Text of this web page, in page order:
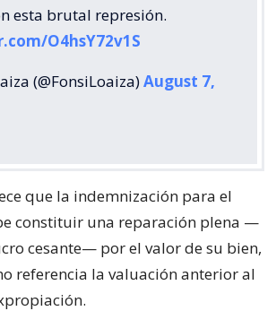
esta brutal represión.
O4hsY72v1S
(@FonsiLoaiza)August 7,
que la indemnización para el
constituir una reparación plena —
cesante— por el valor de su bien,
referencia la valuación anterior al